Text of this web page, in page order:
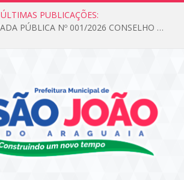
ÚLTIMAS PUBLICAÇÕES:
EDITAL DE CHAMADA PÚBLICA Nº 001/2026 CONSELHO DOS DIREITOS DA CRIANÇA E DO ADOLESCENTE